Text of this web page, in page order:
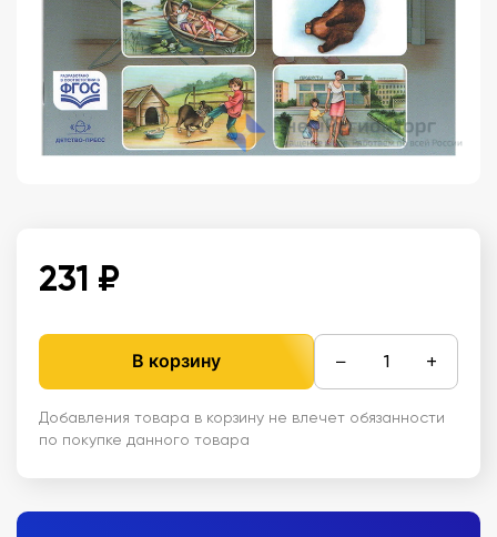
231 ₽
В корзину − +
Добавления товара в корзину не влечет обязанности
по покупке данного товара